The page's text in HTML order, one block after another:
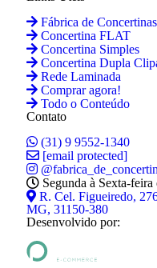
Fábrica de Concertinas
Concertina FLAT
Concertina Simples
Concertina Dupla
Rede Laminada
Comprar agora!
Todo o Conteúdo
Contato
(31) 9 9552-1340
[email protected]
Segunda à Sexta-
R. Cel. Figueiredo,
MG, 31150-380
Desenvolvido por: